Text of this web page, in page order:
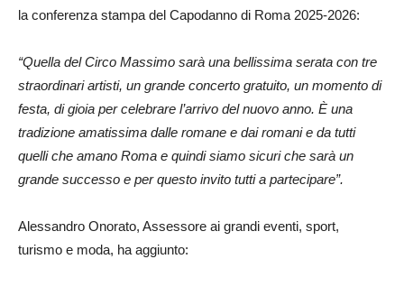
la conferenza stampa del Capodanno di Roma 2025-2026:
“Quella del Circo Massimo sarà una bellissima serata con tre
straordinari artisti, un grande concerto gratuito, un momento di
festa, di gioia per celebrare l’arrivo del nuovo anno. È una
tradizione amatissima dalle romane e dai romani e da tutti
quelli che amano Roma e quindi siamo sicuri che sarà un
grande successo e per questo invito tutti a partecipare”.
Alessandro Onorato, Assessore ai grandi eventi, sport,
turismo e moda, ha aggiunto: